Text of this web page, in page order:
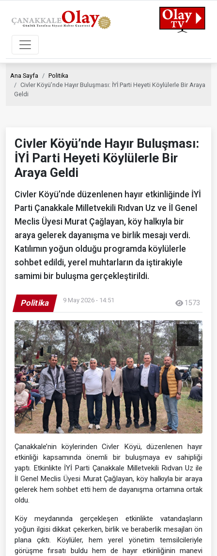
Ana Sayfa
Politika
Civler Köyü’nde Hayır Buluşması: İYİ Parti Heyeti Köylülerle Bir Araya
Geldi
Civler Köyü’nde Hayır Buluşması:
İYİ Parti Heyeti Köylülerle Bir
Araya Geldi
Civler Köyü’nde düzenlenen hayır etkinliğinde İYİ
Parti Çanakkale Milletvekili Rıdvan Uz ve İl Genel
Meclis Üyesi Murat Çağlayan, köy halkıyla bir
araya gelerek dayanışma ve birlik mesajı verdi.
Katılımın yoğun olduğu programda köylülerle
sohbet edildi, yerel muhtarların da iştirakiyle
samimi bir buluşma gerçekleştirildi.
Politika 9 May 2026 - 14:51 1573
Çanakkale’nin köylerinden Civler Köyü, düzenlenen hayır
etkinliği kapsamında önemli bir buluşmaya ev sahipliği
yaptı. Etkinlikte İYİ Parti Çanakkale Milletvekili Rıdvan Uz ile
İl Genel Meclis Üyesi Murat Çağlayan, köy halkıyla bir araya
gelerek hem sohbet etti hem de dayanışma ortamına ortak
oldu.
Köy meydanında gerçekleşen etkinlikte vatandaşların
yoğun ilgisi dikkat çekerken, birlik ve beraberlik mesajları ön
plana çıktı. Köylüler, hem yerel yönetim temsilcileriyle
görüşme fırsatı buldu hem de hayır etkinliğinin manevi